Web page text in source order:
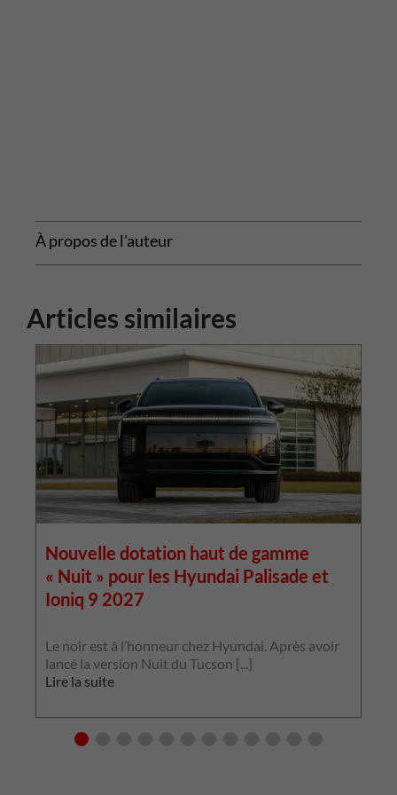
À propos de l'auteur
Articles similaires
Nouvelle dotation haut de gamme
« Nuit » pour les Hyundai Palisade et
Ioniq 9 2027
Le noir est à l’honneur chez Hyundai. Après avoir
lancé la version Nuit du Tucson [...]
Lire la suite